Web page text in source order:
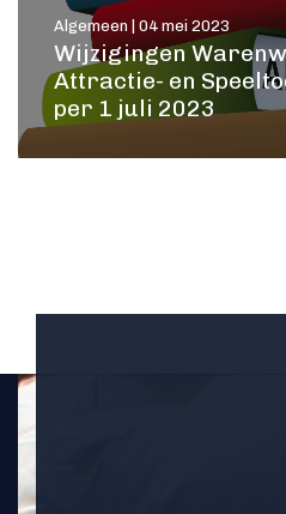
Algemeen | 04 mei 2023
Wijzigingen
Attractie- en
per 1 juli 2023